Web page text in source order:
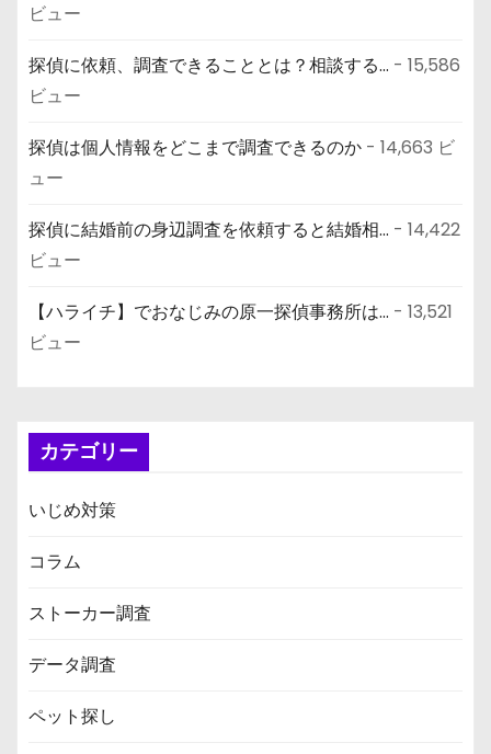
ビュー
探偵に依頼、調査できることとは？相談する... - 15,586
ビュー
探偵は個人情報をどこまで調査できるのか - 14,663 ビ
ュー
探偵に結婚前の身辺調査を依頼すると結婚相... - 14,422
ビュー
【ハライチ】でおなじみの原一探偵事務所は... - 13,521
ビュー
カテゴリー
いじめ対策
コラム
ストーカー調査
データ調査
ペット探し